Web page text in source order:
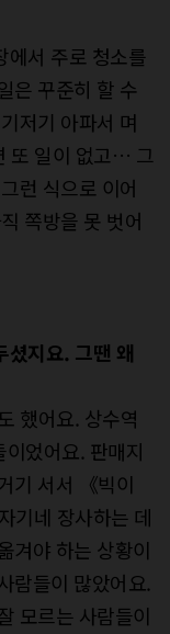
에서 주로 청소를
은 꾸준히 할 수
저기 아파서 며
또 일이 없고… 그
런 식으로 이어
쪽방을 못 벗어
셨지요. 그땐 왜
했어요. 상수역
었어요. 판매지
기 서서 《빅이
기네 장사하는 데
겨야 하는 상황이
람들이 많았어요.
모르는 사람들이